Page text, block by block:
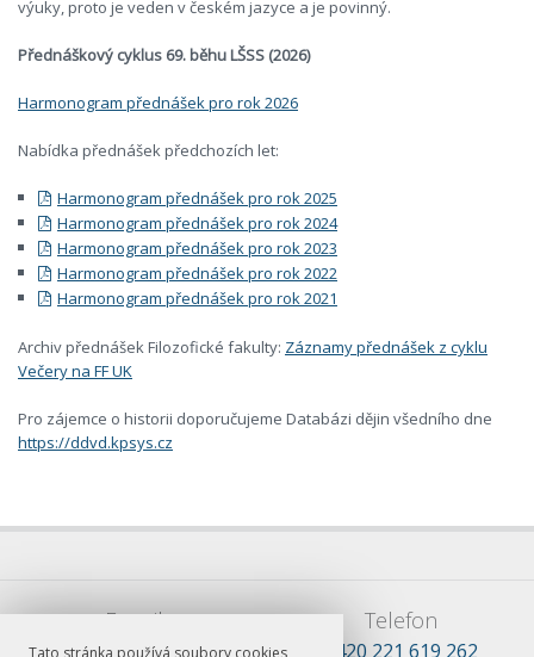
Tato stránka používá soubory cookies,
výuky, proto je veden v českém jazyce a je povinný.
Přednáškový cyklus 69. běhu LŠSS (2026)
Harmonogram přednášek pro rok 2026
Nabídka přednášek předchozích let:
Harmonogram přednášek pro rok 2025
Harmonogram přednášek pro rok 2024
Harmonogram přednášek pro rok 2023
Harmonogram přednášek pro rok 2022
Harmonogram přednášek pro rok 2021
Archiv přednášek Filozofické fakulty: Záznamy přednášek z cyklu
Večery na FF UK
Pro zájemce o historii doporučujeme Databázi dějin všedního dne
https://ddvd.kpsys.cz
E-mail
lsss.praha@ff.cuni.cz
Telefon
+420 221 619 262